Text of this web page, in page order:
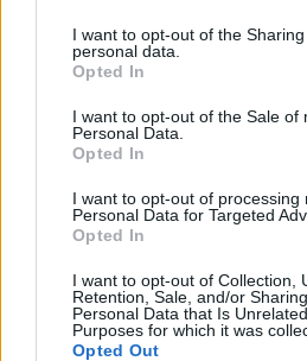
I want to opt-out of the
personal data.
Opted In
I want to opt-out of the Sale of
Personal Data.
Opted In
I want to opt-out of processing
Personal Data for Targeted
Opted In
I want to opt-out of Collection,
Retention, Sale, and/or
Personal Data that Is
Purposes for which it was
Opted Out
igualdade de oportunidades e
social.
A2000
Artigo anterior
Tribunal de Mirandela anula
despacho que determinava novas
eleições na UTAD